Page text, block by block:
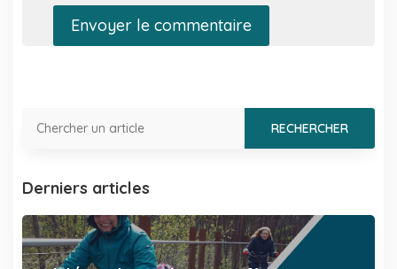
Envoyer le commentaire
Derniers articles